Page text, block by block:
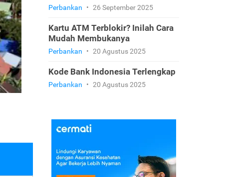
Perbankan • 26 September 2025
Kartu ATM Terblokir? Inilah Cara
Mudah Membukanya
Perbankan • 20 Agustus 2025
Kode Bank Indonesia Terlengkap
Perbankan • 20 Agustus 2025